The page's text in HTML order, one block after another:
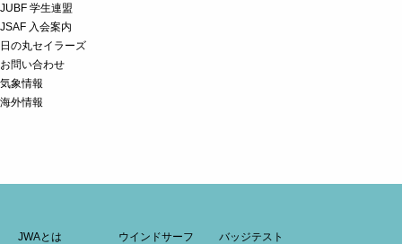
JUBF 学生連盟
JSAF 入会案内
日の丸セイラーズ
お問い合わせ
気象情報
海外情報
JWAとは
ウインドサーフ
バッジテスト